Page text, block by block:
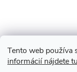
Tento web používa
informácií nájdete